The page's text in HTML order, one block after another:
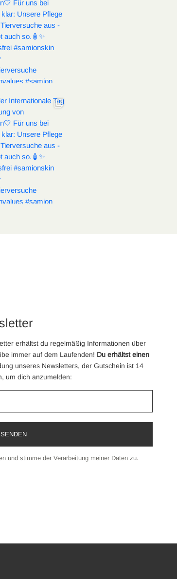
erhältst du regelmäßig Informationen über
immer auf dem Laufenden! Du erhältst einen
unseres Newsletters, der Gutschein ist 14
um dich anzumelden:
und stimme der Verarbeitung meiner Daten zu.